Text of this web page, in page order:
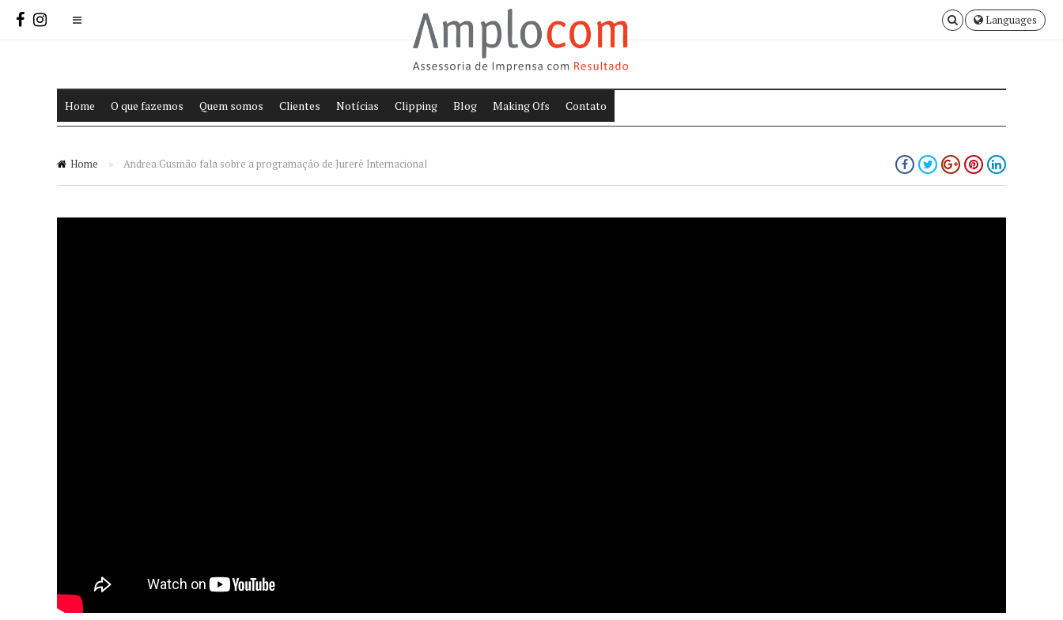
Languages
Home O que fazemos Quem somos Clientes Notícias Clipping Blog Making Ofs Contato
Home » Andrea Gusmão fala sobre a programação de Jurerê Internacional